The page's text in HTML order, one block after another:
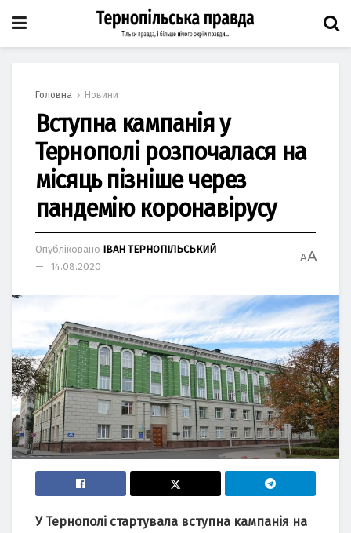
Головна Новини
Вступна кампанія у
Тернополі розпочалася на
місяць пізніше через
пандемію коронавірусу
Опубліковано ІВАН ТЕРНОПІЛЬСЬКИЙ
14.08.2020
AA
У Тернополі стартувала вступна кампанія на